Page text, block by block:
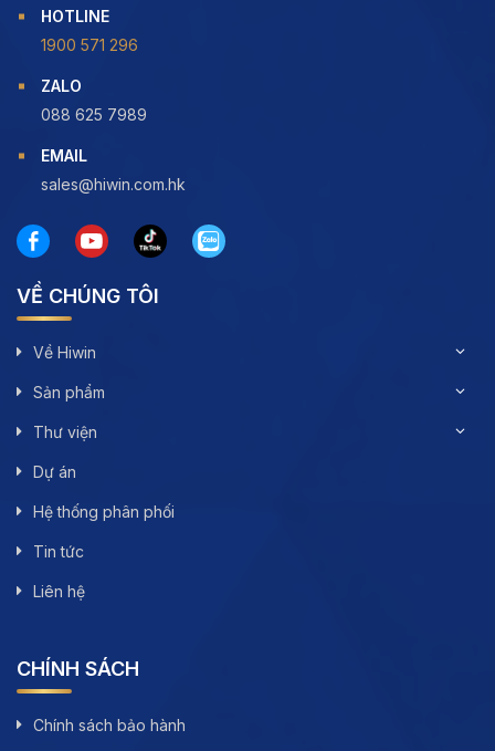
HOTLINE
1900 571 296
ZALO
088 625 7989
EMAIL
sales@hiwin.com.hk
VỀ CHÚNG TÔI
Về Hiwin
Sản phẩm
Thư viện
Dự án
Hệ thống phân phối
Tin tức
Liên hệ
CHÍNH SÁCH
Chính sách bảo hành